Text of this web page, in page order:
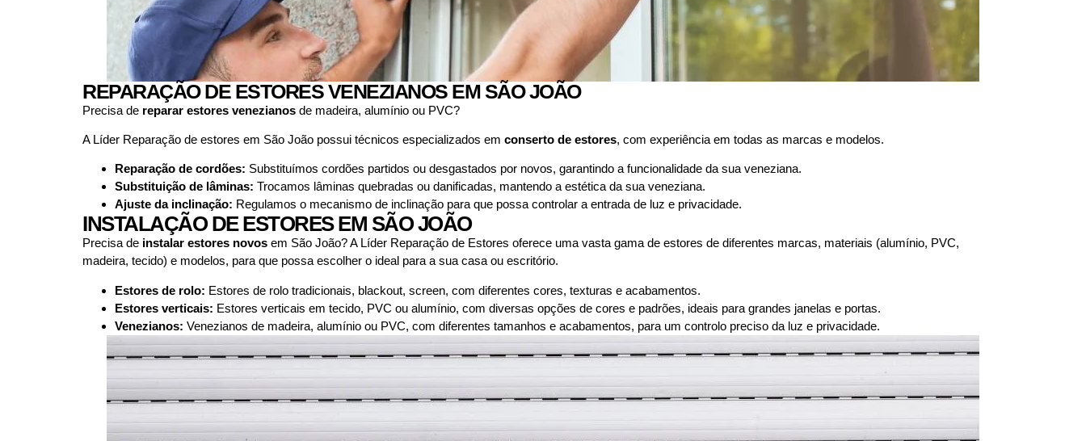
REPARAÇÃO DE ESTORES VENEZIANOS EM SÃO JOÃO
Precisa de reparar estores venezianos de madeira, alumínio ou PVC?
A Líder Reparação de estores em São João possui técnicos especializados em conserto de estores, com experiência em todas as marcas e modelos.
Reparação de cordões: Substituímos cordões partidos ou desgastados por novos, garantindo a funcionalidade da sua veneziana.
Substituição de lâminas: Trocamos lâminas quebradas ou danificadas, mantendo a estética da sua veneziana.
Ajuste da inclinação: Regulamos o mecanismo de inclinação para que possa controlar a entrada de luz e privacidade.
INSTALAÇÃO DE ESTORES EM SÃO JOÃO
Precisa de instalar estores novos em São João? A Líder Reparação de Estores oferece uma vasta gama de estores de diferentes marcas, materiais (alumínio, PVC,
madeira, tecido) e modelos, para que possa escolher o ideal para a sua casa ou escritório.
Estores de rolo: Estores de rolo tradicionais, blackout, screen, com diferentes cores, texturas e acabamentos.
Estores verticais: Estores verticais em tecido, PVC ou alumínio, com diversas opções de cores e padrões, ideais para grandes janelas e portas.
Venezianos: Venezianos de madeira, alumínio ou PVC, com diferentes tamanhos e acabamentos, para um controlo preciso da luz e privacidade.